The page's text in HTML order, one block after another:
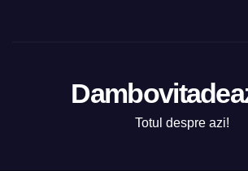
Totul despre azi!